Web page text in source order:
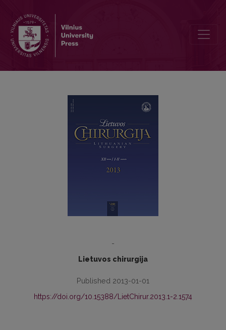
-
Lietuvos chirurgija
Published 2013-01-01
https://doi.org/10.15388/LietChirur.2013.1-2.1574